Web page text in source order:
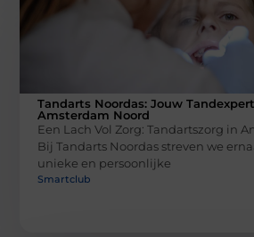
Tandarts Noordas: Jouw
Amsterdam Noord
Een Lach Vol Zorg: Tandartszorg in
Bij Tandarts Noordas streven we
unieke en persoonlijke
Smartclub